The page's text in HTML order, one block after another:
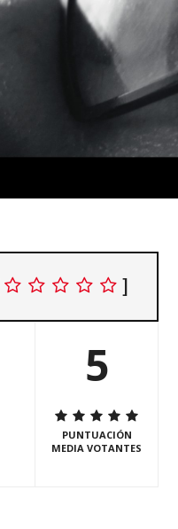
]
5
PUNTUACIÓN
MEDIA VOTANTES